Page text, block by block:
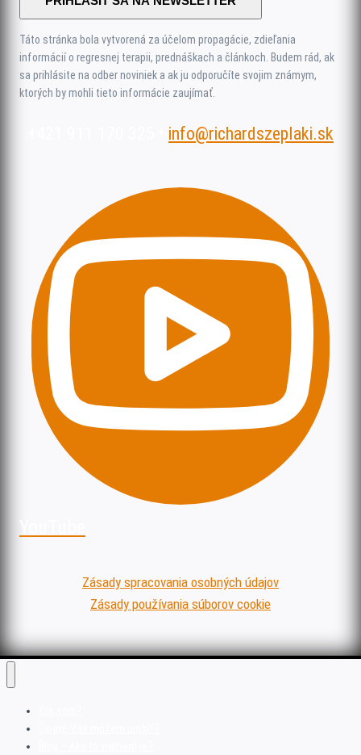
Táto stránka bola vytvorená za účelom propagácie, zdieľania
informácií o regresnej terapii, prednáškach a článkoch. Budem rád, ak
sa prihlásite na odber noviniek a ak ju odporučíte svojim známym,
ktorých by mohli tieto informácie zaujímať.
info@richardszeplaki.sk
Zásady spracovania osobných údajov
Zásady používania súborov cookie